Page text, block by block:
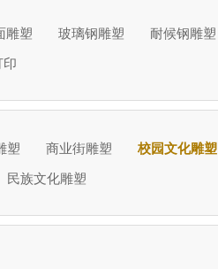
雕塑 玻璃钢雕塑 耐候钢雕塑
塑 商业街雕塑 校园文化雕塑
民族文化雕塑